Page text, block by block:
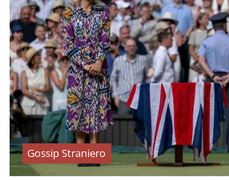
Gossip Straniero